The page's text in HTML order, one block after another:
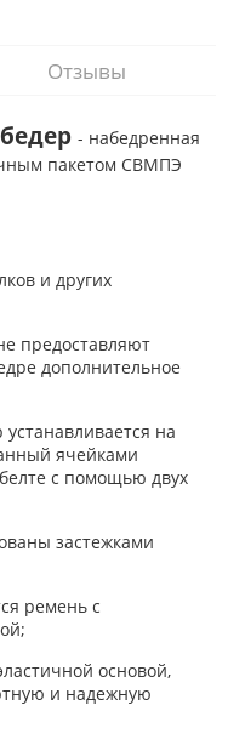
Отзывы
- набедренная
пакетом СВМПЭ
и других
предоставляют
дополнительное
на
ячейками
с помощью двух
застежками
ремень с
основой,
и надежную